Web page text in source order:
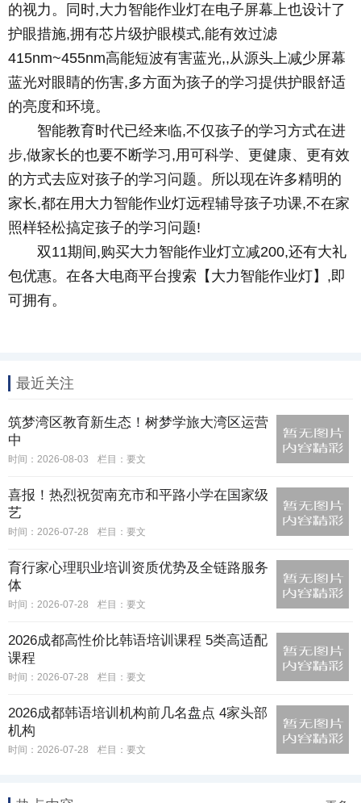
的视力。同时,大力智能作业灯在电子屏幕上也设计了
护眼措施,拥有芯片级护眼模式,能有效过滤
415nm~455nm高能短波有害蓝光,,从源头上减少屏幕
蓝光对眼睛的伤害,多方面为孩子的学习提供护眼舒适
的亮度和环境。
智能教育时代已经来临,不仅孩子的学习方式在进
步,做家长的也要不断学习,用可科学、更健康、更有效
的方式去应对孩子的学习问题。所以现在许多精明的
家长,都在用大力智能作业灯远程辅导孩子功课,不在家
照样轻松搞定孩子的学习问题!
双11期间,购买大力智能作业灯立减200,还有大礼
包优惠。在各大电商平台搜索【大力智能作业灯】,即
可拥有。
最近关注
筑梦湾区教育新生态！树梦学旅大湾区运营
中
时间：2026-08-03 栏目： 要文
喜报！热烈祝贺南充市和平路小学在国家级
艺
时间：2026-07-28 栏目： 要文
育行家心理职业培训资质优势及全链路服务
体
时间：2026-07-28 栏目： 要文
2026成都高性价比韩语培训课程 5类高适配
课程
时间：2026-07-28 栏目： 要文
2026成都韩语培训机构前几名盘点 4家头部
机构
时间：2026-07-28 栏目： 要文